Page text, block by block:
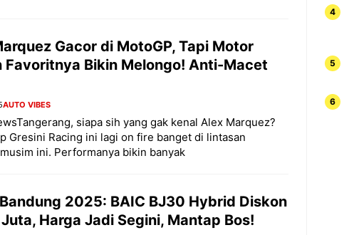
Gacor di MotoGP, Tapi Motor
Favoritnya Bikin Melongo! Anti-Macet
AUTO VIBES
siapa sih yang gak kenal Alex Marquez?
Gresini Racing ini lagi on fire banget di lintasan
ini. Performanya bikin banyak
2025: BAIC BJ30 Hybrid Diskon
Harga Jadi Segini, Mantap Bos!